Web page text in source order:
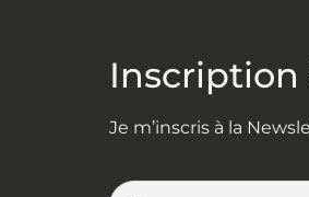
Inscription
Je m’inscris à la